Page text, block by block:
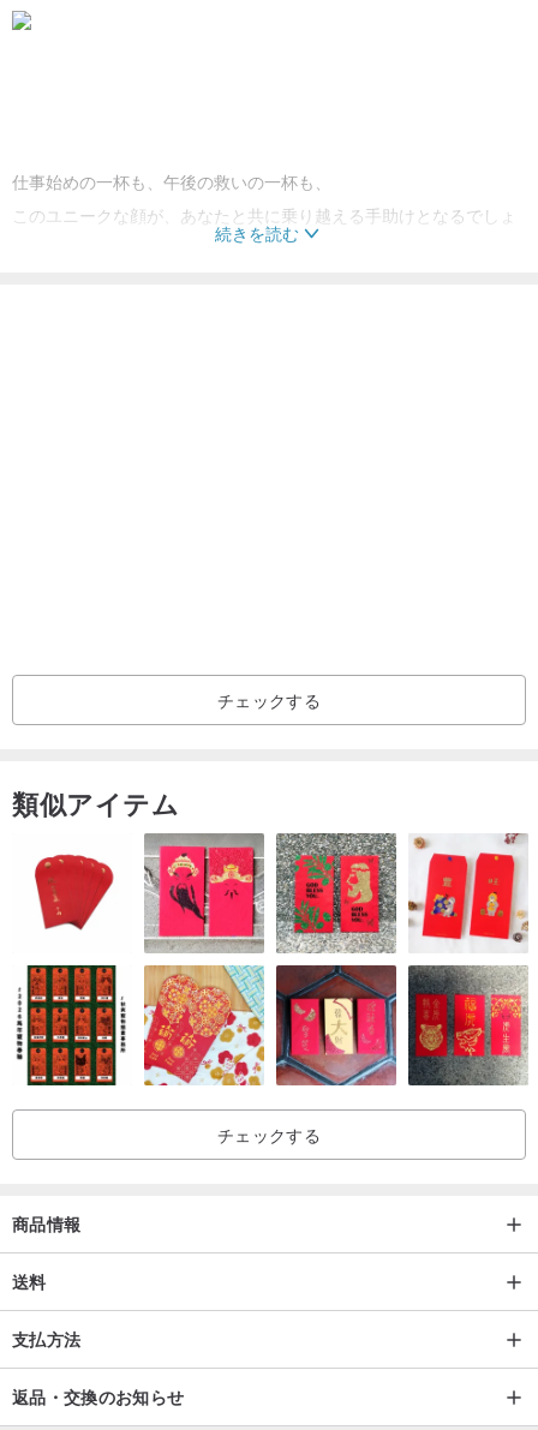
仕事始めの一杯も、午後の救いの一杯も、
このユニークな顔が、あなたと共に乗り越える手助けとなるでしょ
✿ サイズについて：商品はすべて手作業で測定しているため、0.5〜
1cmの誤差が生じる場合があります。サイズ情報を必ずご確認いた
表示により、実際の商品と写真とで若干の色差が生じる場合があり
ます。ご不明な点がございましたら、お気軽にお問い合わせいただ
くか、取扱店舗にて実物をご確認ください。
続きを読む
チェックする
類似アイテム
チェックする
商品情報
送料
支払方法
返品・交換のお知らせ